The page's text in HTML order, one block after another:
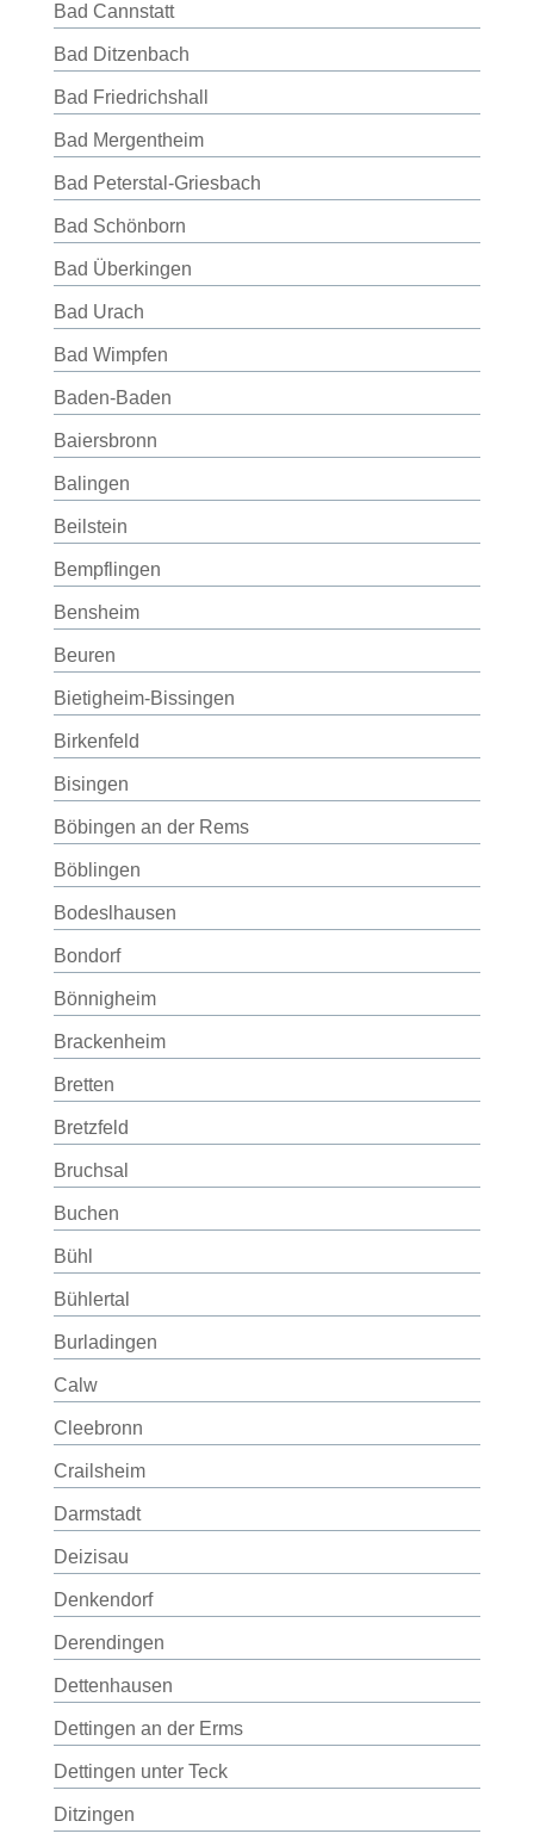
Bad Cannstatt
Bad Ditzenbach
Bad Friedrichshall
Bad Mergentheim
Bad Peterstal-Griesbach
Bad Schönborn
Bad Überkingen
Bad Urach
Bad Wimpfen
Baden-Baden
Baiersbronn
Balingen
Beilstein
Bempflingen
Bensheim
Beuren
Bietigheim-Bissingen
Birkenfeld
Bisingen
Böbingen an der Rems
Böblingen
Bodeslhausen
Bondorf
Bönnigheim
Brackenheim
Bretten
Bretzfeld
Bruchsal
Buchen
Bühl
Bühlertal
Burladingen
Calw
Cleebronn
Crailsheim
Darmstadt
Deizisau
Denkendorf
Derendingen
Dettenhausen
Dettingen an der Erms
Dettingen unter Teck
Ditzingen